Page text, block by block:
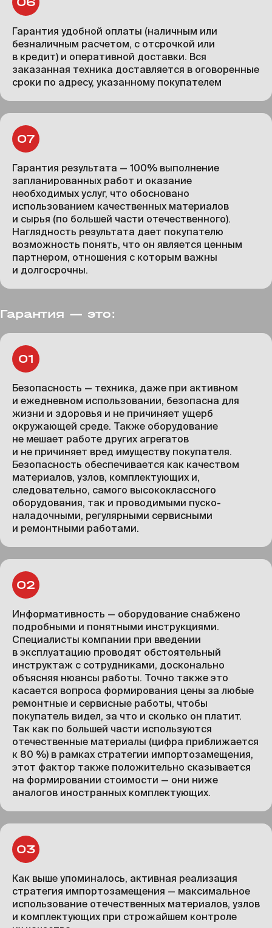
Гарантия удобной оплаты (наличным или
безналичным расчетом, с отсрочкой или
в кредит) и оперативной доставки. Вся
заказанная техника доставляется в оговоренные
сроки по адресу, указанному покупателем
Гарантия результата — 100% выполнение
запланированных работ и оказание
необходимых услуг, что обосновано
использованием качественных материалов
и сырья (по большей части отечественного).
Наглядность результата дает покупателю
возможность понять, что он является ценным
партнером, отношения с которым важны
и долгосрочны.
Гарантия — это:
Безопасность — техника, даже при активном
и ежедневном использовании, безопасна для
жизни и здоровья и не причиняет ущерб
окружающей среде. Также оборудование
не мешает работе других агрегатов
и не причиняет вред имуществу покупателя.
Безопасность обеспечивается как качеством
материалов, узлов, комплектующих и,
следовательно, самого высококлассного
оборудования, так и проводимыми пуско-
наладочными, регулярными сервисными
и ремонтными работами.
Информативность — оборудование снабжено
подробными и понятными инструкциями.
Специалисты компании при введении
в эксплуатацию проводят обстоятельный
инструктаж с сотрудниками, досконально
объясняя нюансы работы. Точно также это
касается вопроса формирования цены за любые
ремонтные и сервисные работы, чтобы
покупатель видел, за что и сколько он платит.
Так как по большей части используются
отечественные материалы (цифра приближается
к 80 %) в рамках стратегии импортозамещения,
этот фактор также положительно сказывается
на формировании стоимости — они ниже
аналогов иностранных комплектующих.
Как выше упоминалось, активная реализация
стратегия импортозамещения — максимальное
использование отечественных материалов, узлов
и комплектующих при строжайшем контроле